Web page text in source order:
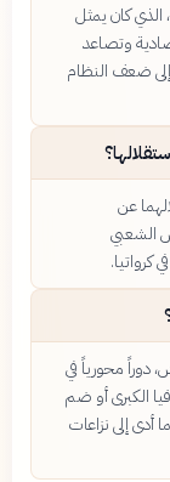
تعددت أسباب التفكك، أبرزها وفاة تيتو في عام 1980، الذي كان يمثل
وتصاعد
إلى ضعف النظام
عن
الجيش الشعبي
كرواتيا.
دوراً محورياً في
الكبرى أو ضم
أدى إلى نزاعات